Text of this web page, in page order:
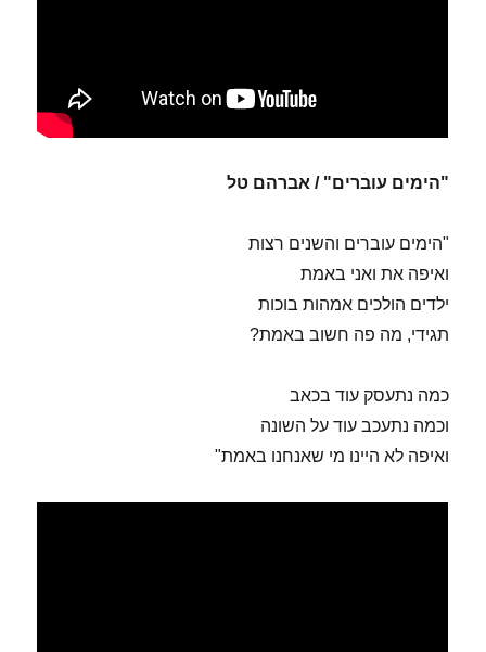
"הימים עוברים" / אברהם טל
"הימים עוברים והשנים רצות
ואיפה את ואני באמת
ילדים הולכים אמהות בוכות
תגידי, מה פה חשוב באמת?
כמה נתעסק עוד בכאב
וכמה נתעכב עוד על השונה
ואיפה לא היינו מי שאנחנו באמת"